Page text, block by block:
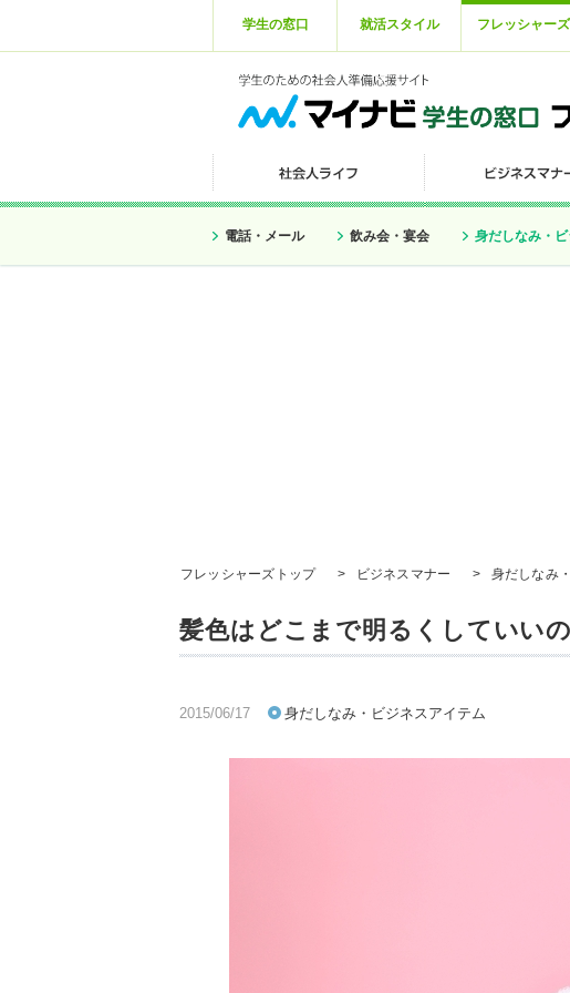
学生の窓口 就活スタイル フレッシャーズ
電話・メール 飲み会・宴会 身だしなみ・
フレッシャーズトップ > ビジネスマナー > 身だしなみ
髪色はどこまで明るくしていい
2015/06/17 身だしなみ・ビジネスアイテム